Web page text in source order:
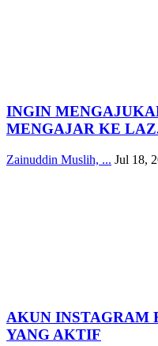
INGIN
MENGAJAR KE
Zainuddin Muslih, ... Jul 18,
AKUN INSTAGRAM
YANG AKTIF